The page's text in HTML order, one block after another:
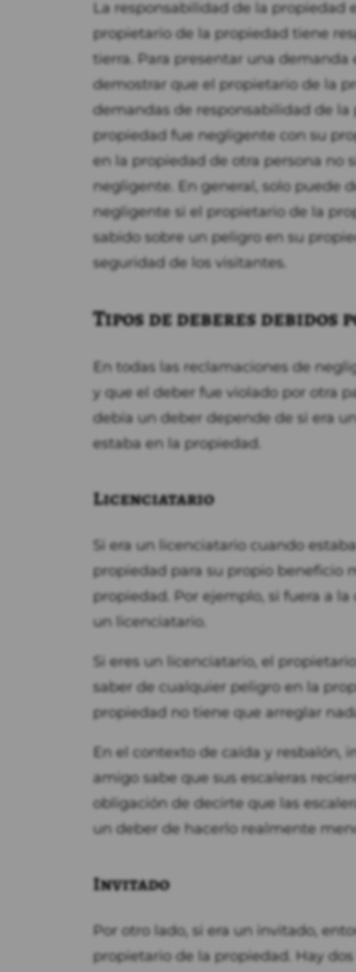
La responsabilidad de la propiedad
propietario de la propiedad tiene
tierra. Para presentar una
demostrar que el propietario de la
demandas de responsabilidad de
propiedad fue negligente con su
en la propiedad de otra persona no
negligente. En general, solo puede
negligente si el propietario de la
sabido sobre un peligro en su
seguridad de los visitantes.
Tipos de deberes
En todas las reclamaciones de
y que el deber fue violado por otra
debía un deber depende de si era
estaba en la propiedad.
Licenciatario
Si era un licenciatario cuando
propiedad para su propio beneficio
propiedad. Por ejemplo, si fuera a
un licenciatario.
Si eres un licenciatario, el
saber de cualquier peligro en la
propiedad no tiene que arreglar
En el contexto de caída y resbalón,
amigo sabe que sus escaleras
obligación de decirte que las
un deber de hacerlo realmente
Invitado
Por otro lado, si era un invitado,
propietario de la propiedad. Hay